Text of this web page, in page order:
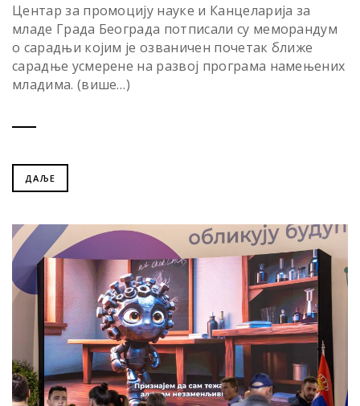
Центар за промоцију науке и Канцеларија за
младе Града Београда потписали су меморандум
о сарадњи којим је озваничен почетак ближе
сарадње усмерене на развој програма намењених
младима. (више…)
ДАЉЕ